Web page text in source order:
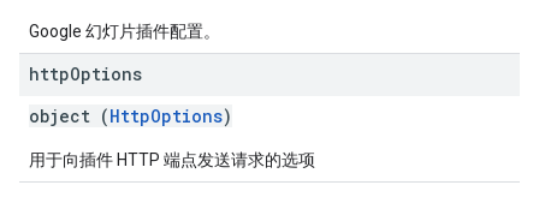
Google 幻灯片插件配置。
httpOptions
object (HttpOptions)
用于向插件 HTTP 端点发送请求的选项